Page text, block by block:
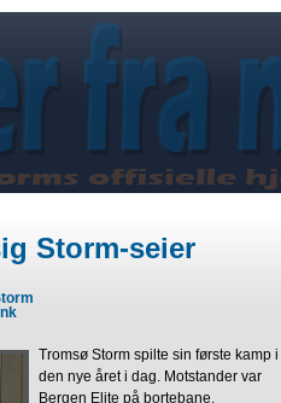
Storm-seier
Tromsø Storm spilte sin første kamp i
den nye året i dag. Motstander var
Bergen Elite på bortebane.